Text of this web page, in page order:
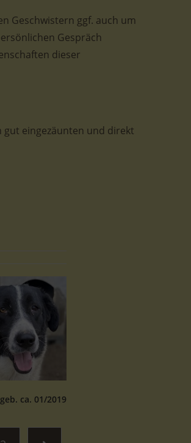
Geschwistern ggf. auch um
Gespräch
dieser
eingezäunten und direkt
ca. 01/2019